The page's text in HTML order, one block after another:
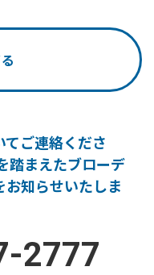
ご連絡くださ
踏まえたブローデ
知らせいたしま
2777